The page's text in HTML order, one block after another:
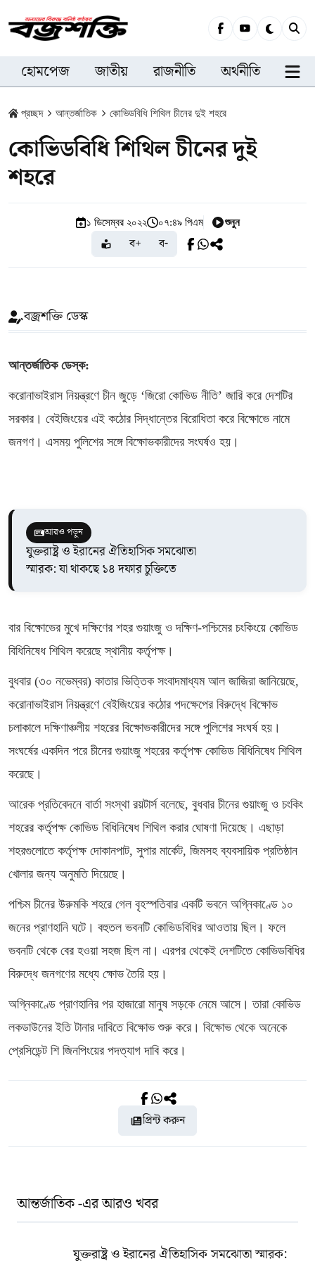
হোমপেজ জাতীয় রাজনীতি অর্থনীতি
প্রচ্ছদ আন্তর্জাতিক কোভিডবিধি শিথিল চীনের দুই শহরে
কোভিডবিধি শিথিল চীনের দুই
শহরে
১ ডিসেম্বর ২০২২ ০৭:৪৯ পিএম শুনুন
ব+ ব-
বজ্রশক্তি ডেস্ক
আন্তর্জাতিক ডেস্ক:
করোনাভাইরাস নিয়ন্ত্রণে চীন জুড়ে ‘জিরো কোভিড নীতি’ জারি করে দেশটির
সরকার। বেইজিংয়ের এই কঠোর সিদ্ধান্তের বিরোধিতা করে বিক্ষোভে নামে
জনগণ। এসময় পুলিশের সঙ্গে বিক্ষোভকারীদের সংঘর্ষও হয়।
আরও পড়ুন
যুক্তরাষ্ট্র ও ইরানের ঐতিহাসিক সমঝোতা
স্মারক: যা থাকছে ১৪ দফার চুক্তিতে
বার বিক্ষোভের মুখে দক্ষিণের শহর গুয়াংজু ও দক্ষিণ-পশ্চিমের চংকিংয়ে কোভিড
বিধিনিষেধ শিথিল করেছে স্থানীয় কর্তৃপক্ষ।
বুধবার (৩০ নভেম্বর) কাতার ভিত্তিক সংবাদমাধ্যম আল জাজিরা জানিয়েছে,
করোনাভাইরাস নিয়ন্ত্রণে বেইজিংয়ের কঠোর পদক্ষেপের বিরুদ্ধে বিক্ষোভ
চলাকালে দক্ষিণাঞ্চলীয় শহরের বিক্ষোভকারীদের সঙ্গে পুলিশের সংঘর্ষ হয়।
সংঘর্ষের একদিন পরে চীনের গুয়াংজু শহরের কর্তৃপক্ষ কোভিড বিধিনিষেধ শিথিল
করেছে।
আরেক প্রতিবেদনে বার্তা সংস্থা রয়টার্স বলেছে, বুধবার চীনের গুয়াংজু ও চংকিং
শহরের কর্তৃপক্ষ কোভিড বিধিনিষেধ শিথিল করার ঘোষণা দিয়েছে। এছাড়া
শহরগুলোতে কর্তৃপক্ষ দোকানপাট, সুপার মার্কেট, জিমসহ ব্যবসায়িক প্রতিষ্ঠান
খোলার জন্য অনুমতি দিয়েছে।
পশ্চিম চীনের উরুমকি শহরে গেল বৃহস্পতিবার একটি ভবনে অগ্নিকাণ্ডে ১০
জনের প্রাণহানি ঘটে। বহুতল ভবনটি কোভিডবিধির আওতায় ছিল। ফলে
ভবনটি থেকে বের হওয়া সহজ ছিল না। এরপর থেকেই দেশটিতে কোভিডবিধির
বিরুদ্ধে জনগণের মধ্যে ক্ষোভ তৈরি হয়।
অগ্নিকাণ্ডে প্রাণহানির পর হাজারো মানুষ সড়কে নেমে আসে। তারা কোভিড
লকডাউনের ইতি টানার দাবিতে বিক্ষোভ শুরু করে। বিক্ষোভ থেকে অনেকে
প্রেসিডেন্ট শি জিনপিংয়ের পদত্যাগ দাবি করে।
প্রিন্ট করুন
আন্তর্জাতিক -এর আরও খবর
যুক্তরাষ্ট্র ও ইরানের ঐতিহাসিক সমঝোতা স্মারক: